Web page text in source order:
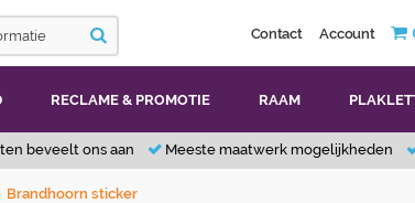
Contact Account
RECLAME & PROMOTIE RAAM
beveelt ons aan Meeste maatwerk mogelijkheden
Brandhoorn sticker